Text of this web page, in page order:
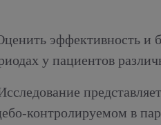
эффективность и
у пациентов
контролируемом в